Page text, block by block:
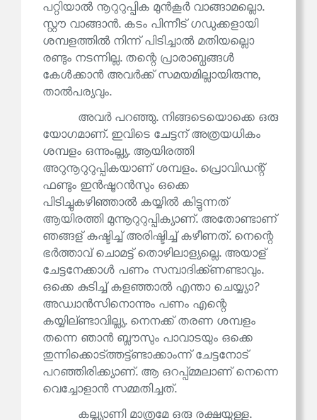
പറ്റിയാൽ നൂറുറുപ്പിക മുൻകൂർ വാങ്ങാമല്ലൊ.
സ്റ്റൗ വാങ്ങാൻ. കടം പിന്നീട് ഗഡുക്കളായി
ശമ്പളത്തിൽ നിന്ന് പിടിച്ചാൽ മതിയല്ലൊ
രണ്ടും നടന്നില്ല. തന്റെ പ്രാരാബ്ധങ്ങൾ
കേൾക്കാൻ അവർക്ക് സമയമില്ലായിരുന്നു,
താൽപര്യവും.
അവർ പറഞ്ഞു. നിങ്ങടെയൊക്കെ ഒരു
യോഗമാണ്. ഇവിടെ ചേട്ടന് അത്രയധികം
ശമ്പളം ഒന്നുംല്ല്യ. ആയിരത്തി
അറുനൂറുറുപ്പികയാണ് ശമ്പളം. പ്രൊവിഡന്റ്
ഫണ്ടും ഇൻഷൂറൻസും ഒക്കെ
പിടിച്ചുകഴിഞ്ഞാൽ കയ്യിൽ കിട്ടുന്നത്
ആയിരത്തി മുന്നൂറുറുപ്പിക്യാണ്. അതോണ്ടാണ്
ഞങ്ങള് കഷ്ടിച്ച് അരിഷ്ടിച്ച് കഴീണത്. നെന്റെ
ഭർത്താവ് ചൊമട്ട് തൊഴിലാള്യല്ലെ. അയാള്
ചേട്ടനേക്കാൾ പണം സമ്പാദിക്ക്ണണ്ടാവും.
ഒക്കെ കുടിച്ച് കളഞ്ഞാൽ എന്താ ചെയ്യ്യാ?
അഡ്വാൻസിനൊന്നും പണം എന്റെ
കയ്യില്ണ്ടാവില്ല്യ. നെനക്ക് തരണ ശമ്പളം
തന്നെ ഞാൻ ബ്ലൗസും പാവാടയും ഒക്കെ
തുന്നിക്കൊട്ത്തട്ട്ണ്ടാക്കാംന്ന് ചേട്ടനോട്
പറഞ്ഞിരിക്ക്യാണ്. ആ ഒറപ്പ്മ്മലാണ് നെന്നെ
വെച്ചോളാൻ സമ്മതിച്ചത്.
കല്ല്യാണി മാത്രമേ ഒരു രക്ഷയുള്ളു.